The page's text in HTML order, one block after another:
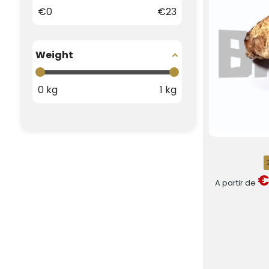
€0 €23
Weight
0 kg 1 kg
A partir de